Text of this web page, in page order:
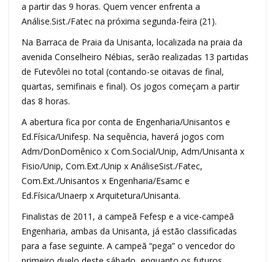
a partir das 9 horas. Quem vencer enfrenta a
Análise.Sist./Fatec na próxima segunda-feira (21).
Na Barraca de Praia da Unisanta, localizada na praia da
avenida Conselheiro Nébias, serão realizadas 13 partidas
de Futevôlei no total (contando-se oitavas de final,
quartas, semifinais e final). Os jogos começam a partir
das 8 horas.
A abertura fica por conta de Engenharia/Unisantos e
Ed.Física/Unifesp. Na sequência, haverá jogos com
Adm/DonDomênico x Com.Social/Unip, Adm/Unisanta x
Fisio/Unip, Com.Ext./Unip x AnáliseSist./Fatec,
Com.Ext./Unisantos x Engenharia/Esamc e
Ed.Física/Unaerp x Arquitetura/Unisanta.
Finalistas de 2011, a campeã Fefesp e a vice-campeã
Engenharia, ambas da Unisanta, já estão classificadas
para a fase seguinte. A campeã “pega” o vencedor do